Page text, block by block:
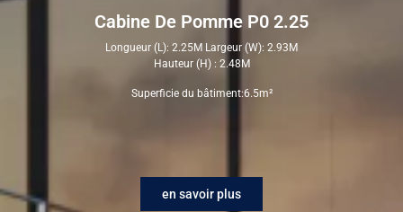
Cabine De Pomme P0 2.25
Longueur (L): 2.25M Largeur (W): 2.93M
Hauteur (H) : 2.48M
Superficie du bâtiment:6.5m²
en savoir plus